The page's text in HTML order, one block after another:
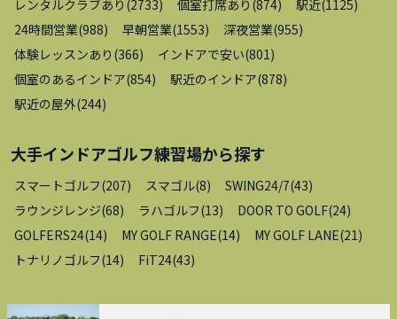
レンタルクラブあり (2733) 個室打席あり (874) 駅近(1125)
24時間営業(988) 早朝営業(1553) 深夜営業(955)
体験レッスンあり (366) インドアで安い(801 )
個室のあるインドア(854) 駅近のインドア(878)
駅近の屋外(244)
大手インドアゴルフ練習場から探す
スマートゴルフ(207) スマゴル(8) SWING24/7(43)
ラウンジレンジ(68) ラハゴルフ(13) DOOR TO GOLF(24)
GOLFERS24(14) MY GOLF RANGE(14) MY GOLF LANE(21 )
トナリノゴルフ(14) FiT24(43)